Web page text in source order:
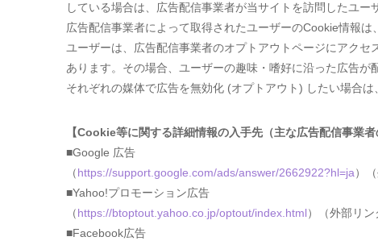
している場合は、広告配信事業者が当サイトを訪問したユ
広告配信事業者によって取得されたユーザーのCookie情報
ユーザーは、広告配信事業者のオプトアウトページにアク
あります。その場合、ユーザーの趣味・嗜好に沿った広告が
それぞれの媒体で広告を無効化 (オプトアウト) したい場合
【Cookie等に関する詳細情報の入手先（主な広告配信事業者
■Google 広告
（https://support.google.com/ads/answer/2662922?hl=ja）
■Yahoo!プロモーション広告
（https://btoptout.yahoo.co.jp/optout/index.html）（外部リン
■Facebook広告